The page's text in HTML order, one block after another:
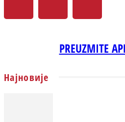
PREUZMITE
Најновије